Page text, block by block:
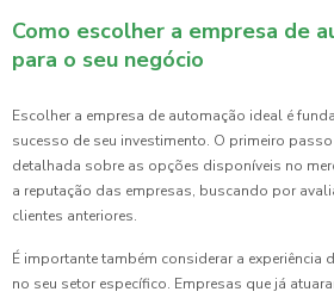
Como escolher a empresa de
para o seu negócio
Escolher a empresa de automação ideal é
sucesso de seu investimento. O primeiro
detalhada sobre as opções disponíveis no
a reputação das empresas, buscando por
clientes anteriores.
É importante também considerar a experiência
no seu setor específico. Empresas que já